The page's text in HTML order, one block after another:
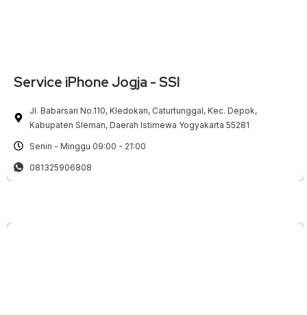
Service iPhone Jogja - SSI
Jl. Babarsari No.110, Kledokan, Caturtunggal, Kec. Depok,
Kabupaten Sleman, Daerah Istimewa Yogyakarta 55281
Senin - Minggu 09:00 - 21:00
081325906808